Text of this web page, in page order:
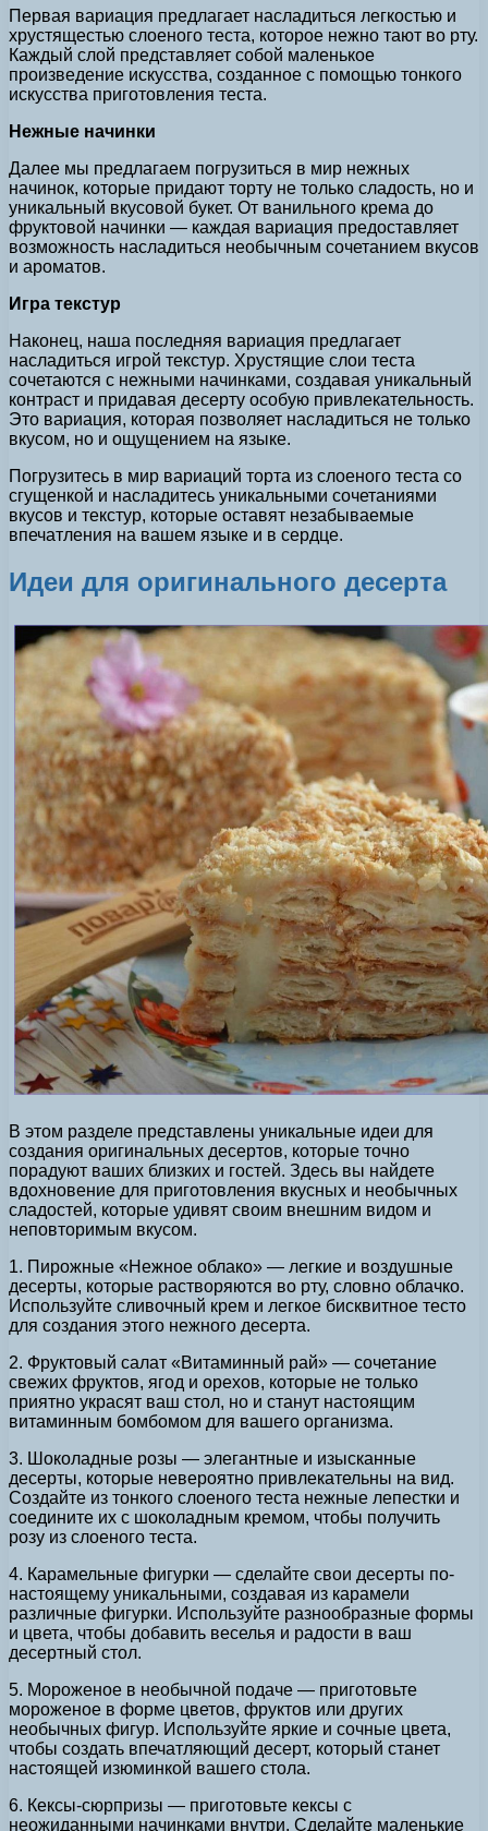
Первая вариация предлагает насладиться легкостью и
хрустящестью слоеного теста, которое нежно тают во рту.
Каждый слой представляет собой маленькое
произведение искусства, созданное с помощью тонкого
искусства приготовления теста.
Нежные начинки
Далее мы предлагаем погрузиться в мир нежных
начинок, которые придают торту не только сладость, но и
уникальный вкусовой букет. От ванильного крема до
фруктовой начинки — каждая вариация предоставляет
возможность насладиться необычным сочетанием вкусов
и ароматов.
Игра текстур
Наконец, наша последняя вариация предлагает
насладиться игрой текстур. Хрустящие слои теста
сочетаются с нежными начинками, создавая уникальный
контраст и придавая десерту особую привлекательность.
Это вариация, которая позволяет насладиться не только
вкусом, но и ощущением на языке.
Погрузитесь в мир вариаций торта из слоеного теста со
сгущенкой и насладитесь уникальными сочетаниями
вкусов и текстур, которые оставят незабываемые
впечатления на вашем языке и в сердце.
Идеи для оригинального десерта
В этом разделе представлены уникальные идеи для
создания оригинальных десертов, которые точно
порадуют ваших близких и гостей. Здесь вы найдете
вдохновение для приготовления вкусных и необычных
сладостей, которые удивят своим внешним видом и
неповторимым вкусом.
1. Пирожные «Нежное облако» — легкие и воздушные
десерты, которые растворяются во рту, словно облачко.
Используйте сливочный крем и легкое бисквитное тесто
для создания этого нежного десерта.
2. Фруктовый салат «Витаминный рай» — сочетание
свежих фруктов, ягод и орехов, которые не только
приятно украсят ваш стол, но и станут настоящим
витаминным бомбомом для вашего организма.
3. Шоколадные розы — элегантные и изысканные
десерты, которые невероятно привлекательны на вид.
Создайте из тонкого слоеного теста нежные лепестки и
соедините их с шоколадным кремом, чтобы получить
розу из слоеного теста.
4. Карамельные фигурки — сделайте свои десерты по-
настоящему уникальными, создавая из карамели
различные фигурки. Используйте разнообразные формы
и цвета, чтобы добавить веселья и радости в ваш
десертный стол.
5. Мороженое в необычной подаче — приготовьте
мороженое в форме цветов, фруктов или других
необычных фигур. Используйте яркие и сочные цвета,
чтобы создать впечатляющий десерт, который станет
настоящей изюминкой вашего стола.
6. Кексы-сюрпризы — приготовьте кексы с
неожиданными начинками внутри. Сделайте маленькие